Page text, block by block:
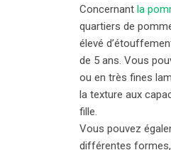
Concernant la
quartiers de
élevé
de 5 ans. Vous
ou en très fines
la texture aux
fille.
Vous pouvez
différentes